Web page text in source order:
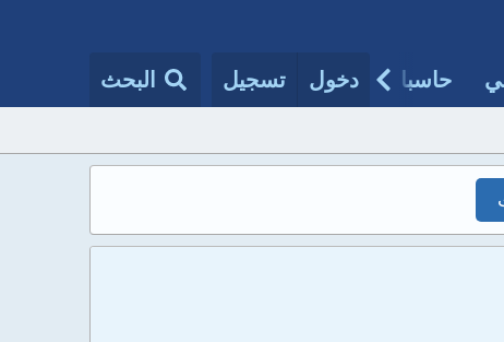
حاسبات طبية مقالات الأطباء دخول تسجيل البحث